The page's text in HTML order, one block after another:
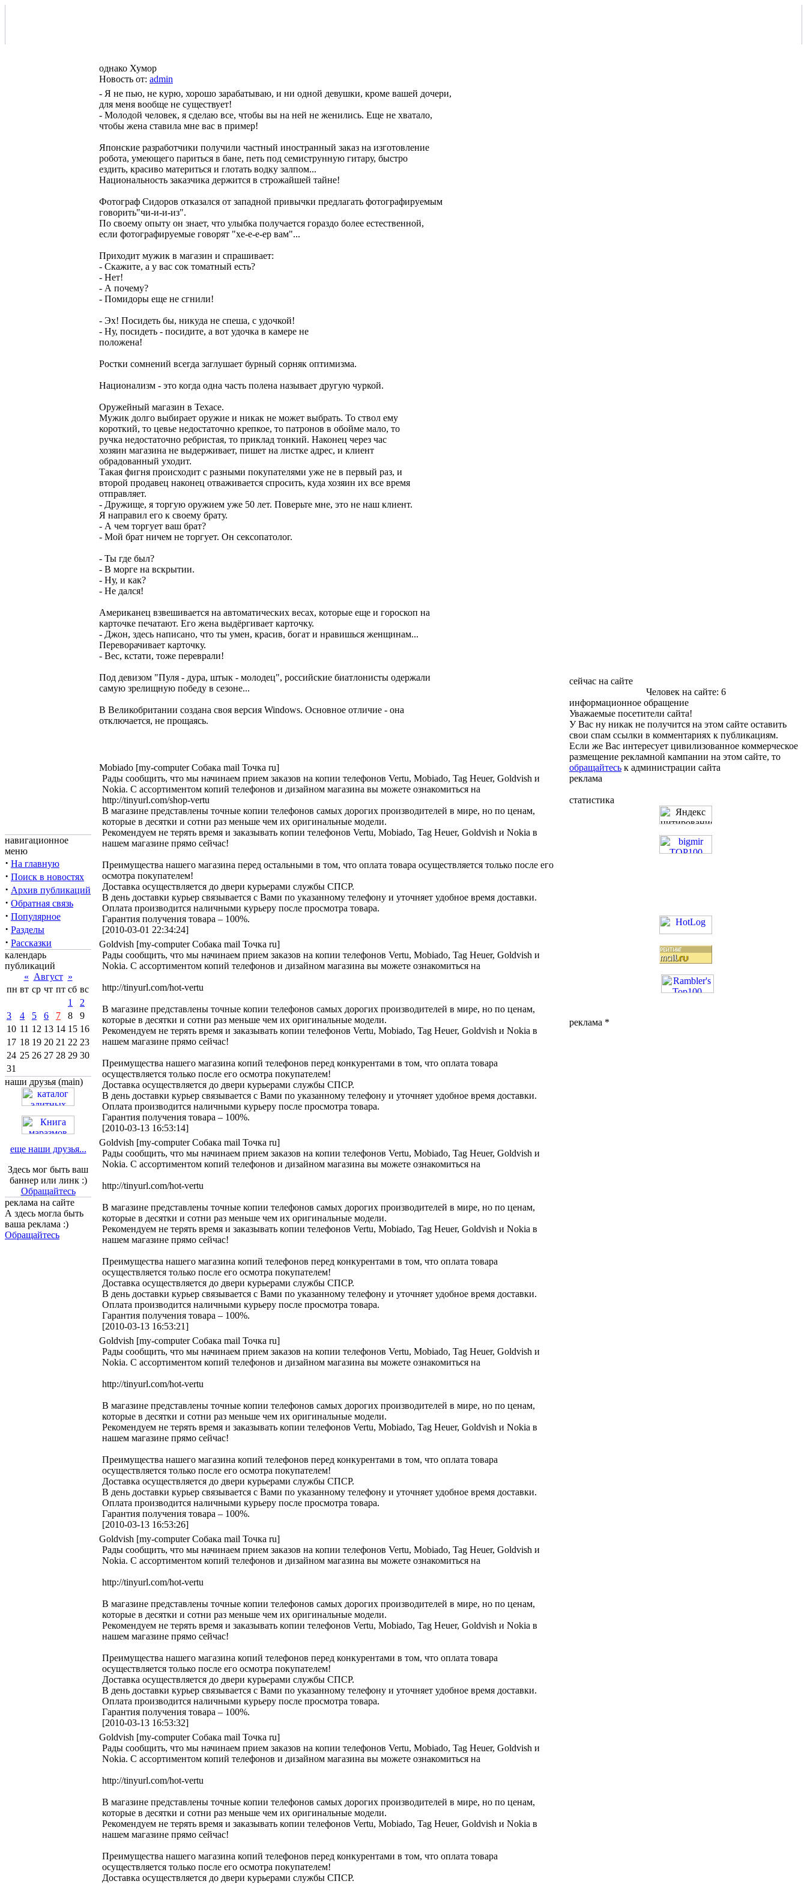
навигационное
меню
· На главную
· Поиск в новостях
· Архив публикаций
· Обратная связь
· Популярное
· Разделы
· Рассказки
календарь
публикаций
« Август »
пн вт ср чт пт сб вс
1
2
3
4 5 6 7 8
9
10 11 12 13 14 15 16
17 18 19 20 21 22 23
24 25 26 27 28 29 30
31
наши друзья (main)
еще наши друзья...
Здесь мог быть ваш
баннер или линк :)
Обращайтесь
реклама на сайте
А здесь могла быть
ваша реклама :)
Обращайтесь
однако Хумор
Новость от: admin
- Я не пью, не курю, хорошо зарабатываю, и ни одной девушки, кроме вашей дочери,
для меня вообще не существует!
- Молодой человек, я сделаю все, чтобы вы на ней не женились. Еще не хватало,
чтобы жена ставила мне вас в пример!
Японские разработчики получили частный иностранный заказ на изготовление
робота, умеющего париться в бане, петь под семиструнную гитару, быстро
ездить, красиво материться и глотать водку залпом...
Национальность заказчика держится в строжайшей тайне!
Фотограф Сидоров отказался от западной привычки предлагать фотографируемым
говорить"чи-и-и-из".
По своему опыту он знает, что улыбка получается гораздо более естественной,
если фотографируемые говорят "хе-е-е-ер вам"...
Приходит мужик в магазин и спрашивает:
- Скажите, а у вас сок томатный есть?
- Нет!
- А почему?
- Помидоры еще не сгнили!
- Эх! Посидеть бы, никуда не спеша, с удочкой!
- Ну, посидеть - посидите, а вот удочка в камере не
положена!
Ростки сомнений всегда заглушает бурный сорняк оптимизма.
Национализм - это когда одна часть полена называет другую чуркой.
Оружейный магазин в Техасе.
Мужик долго выбирает оружие и никак не может выбрать. То ствол ему
короткий, то цевье недостаточно крепкое, то патронов в обойме мало, то
ручка недостаточно ребристая, то приклад тонкий. Наконец через час
хозяин магазина не выдерживает, пишет на листке адрес, и клиент
обрадованный уходит.
Такая фигня происходит с разными покупателями уже не в первый раз, и
второй продавец наконец отваживается спросить, куда хозяин их все время
отправляет.
- Дружище, я торгую оружием уже 50 лет. Поверьте мне, это не наш клиент.
Я направил его к своему брату.
- А чем торгует ваш брат?
- Мой брат ничем не торгует. Он сексопатолог.
- Ты где был?
- В морге на вскрытии.
- Ну, и как?
- Не дался!
Американец взвешивается на автоматических весах, которые еще и гороскоп на
карточке печатают. Его жена выдёргивает карточку.
- Джон, здесь написано, что ты умен, красив, богат и нравишься женщинам...
Переворачивает карточку.
- Вес, кстати, тоже переврали!
Под девизом "Пуля - дура, штык - молодец", российские биатлонисты одержали
самую зрелищную победу в сезоне...
В Великобритании создана своя версия Windows. Основное отличие - она
отключается, не прощаясь.
Mobiado [my-computer Собака mail Точка ru]
Рады сообщить, что мы начинаем прием заказов на копии телефонов Vertu, Mobiado, Tag Heuer, Goldvish и
Nokia. С ассортиментом копий телефонов и дизайном магазина вы можете ознакомиться на
http://tinyurl.com/shop-vertu
В магазине представлены точные копии телефонов самых дорогих производителей в мире, но по ценам,
которые в десятки и сотни раз меньше чем их оригинальные модели.
Рекомендуем не терять время и заказывать копии телефонов Vertu, Mobiado, Tag Heuer, Goldvish и Nokia в
нашем магазине прямо сейчас!
Преимущества нашего магазина перед остальными в том, что оплата товара осуществляется только после его
осмотра покупателем!
Доставка осуществляется до двери курьерами службы СПСР.
В день доставки курьер связывается с Вами по указанному телефону и уточняет удобное время доставки.
Оплата производится наличными курьеру после просмотра товара.
Гарантия получения товара – 100%.
[2010-03-01 22:34:24]
Goldvish [my-computer Собака mail Точка ru]
Рады сообщить, что мы начинаем прием заказов на копии телефонов Vertu, Mobiado, Tag Heuer, Goldvish и
Nokia. С ассортиментом копий телефонов и дизайном магазина вы можете ознакомиться на
http://tinyurl.com/hot-vertu
В магазине представлены точные копии телефонов самых дорогих производителей в мире, но по ценам,
которые в десятки и сотни раз меньше чем их оригинальные модели.
Рекомендуем не терять время и заказывать копии телефонов Vertu, Mobiado, Tag Heuer, Goldvish и Nokia в
нашем магазине прямо сейчас!
Преимущества нашего магазина копий телефонов перед конкурентами в том, что оплата товара
осуществляется только после его осмотра покупателем!
Доставка осуществляется до двери курьерами службы СПСР.
В день доставки курьер связывается с Вами по указанному телефону и уточняет удобное время доставки.
Оплата производится наличными курьеру после просмотра товара.
Гарантия получения товара – 100%.
[2010-03-13 16:53:14]
Goldvish [my-computer Собака mail Точка ru]
Рады сообщить, что мы начинаем прием заказов на копии телефонов Vertu, Mobiado, Tag Heuer, Goldvish и
Nokia. С ассортиментом копий телефонов и дизайном магазина вы можете ознакомиться на
http://tinyurl.com/hot-vertu
В магазине представлены точные копии телефонов самых дорогих производителей в мире, но по ценам,
которые в десятки и сотни раз меньше чем их оригинальные модели.
Рекомендуем не терять время и заказывать копии телефонов Vertu, Mobiado, Tag Heuer, Goldvish и Nokia в
нашем магазине прямо сейчас!
Преимущества нашего магазина копий телефонов перед конкурентами в том, что оплата товара
осуществляется только после его осмотра покупателем!
Доставка осуществляется до двери курьерами службы СПСР.
В день доставки курьер связывается с Вами по указанному телефону и уточняет удобное время доставки.
Оплата производится наличными курьеру после просмотра товара.
Гарантия получения товара – 100%.
[2010-03-13 16:53:21]
Goldvish [my-computer Собака mail Точка ru]
Рады сообщить, что мы начинаем прием заказов на копии телефонов Vertu, Mobiado, Tag Heuer, Goldvish и
Nokia. С ассортиментом копий телефонов и дизайном магазина вы можете ознакомиться на
http://tinyurl.com/hot-vertu
В магазине представлены точные копии телефонов самых дорогих производителей в мире, но по ценам,
которые в десятки и сотни раз меньше чем их оригинальные модели.
Рекомендуем не терять время и заказывать копии телефонов Vertu, Mobiado, Tag Heuer, Goldvish и Nokia в
нашем магазине прямо сейчас!
Преимущества нашего магазина копий телефонов перед конкурентами в том, что оплата товара
осуществляется только после его осмотра покупателем!
Доставка осуществляется до двери курьерами службы СПСР.
В день доставки курьер связывается с Вами по указанному телефону и уточняет удобное время доставки.
Оплата производится наличными курьеру после просмотра товара.
Гарантия получения товара – 100%.
[2010-03-13 16:53:26]
Goldvish [my-computer Собака mail Точка ru]
Рады сообщить, что мы начинаем прием заказов на копии телефонов Vertu, Mobiado, Tag Heuer, Goldvish и
Nokia. С ассортиментом копий телефонов и дизайном магазина вы можете ознакомиться на
http://tinyurl.com/hot-vertu
В магазине представлены точные копии телефонов самых дорогих производителей в мире, но по ценам,
которые в десятки и сотни раз меньше чем их оригинальные модели.
Рекомендуем не терять время и заказывать копии телефонов Vertu, Mobiado, Tag Heuer, Goldvish и Nokia в
нашем магазине прямо сейчас!
Преимущества нашего магазина копий телефонов перед конкурентами в том, что оплата товара
осуществляется только после его осмотра покупателем!
Доставка осуществляется до двери курьерами службы СПСР.
В день доставки курьер связывается с Вами по указанному телефону и уточняет удобное время доставки.
Оплата производится наличными курьеру после просмотра товара.
Гарантия получения товара – 100%.
[2010-03-13 16:53:32]
Goldvish [my-computer Собака mail Точка ru]
Рады сообщить, что мы начинаем прием заказов на копии телефонов Vertu, Mobiado, Tag Heuer, Goldvish и
Nokia. С ассортиментом копий телефонов и дизайном магазина вы можете ознакомиться на
http://tinyurl.com/hot-vertu
В магазине представлены точные копии телефонов самых дорогих производителей в мире, но по ценам,
которые в десятки и сотни раз меньше чем их оригинальные модели.
Рекомендуем не терять время и заказывать копии телефонов Vertu, Mobiado, Tag Heuer, Goldvish и Nokia в
нашем магазине прямо сейчас!
Преимущества нашего магазина копий телефонов перед конкурентами в том, что оплата товара
осуществляется только после его осмотра покупателем!
Доставка осуществляется до двери курьерами службы СПСР.
сейчас на сайте
Человек на сайте: 6
информационное обращение
Уважаемые посетители сайта!
У Вас ну никак не получится на этом сайте оставить
свои спам ссылки в комментариях к публикациям.
Если же Вас интересует цивилизованное коммерческое
размещение рекламной кампании на этом сайте, то
обращайтесь к администрации сайта
реклама
статистика
реклама *